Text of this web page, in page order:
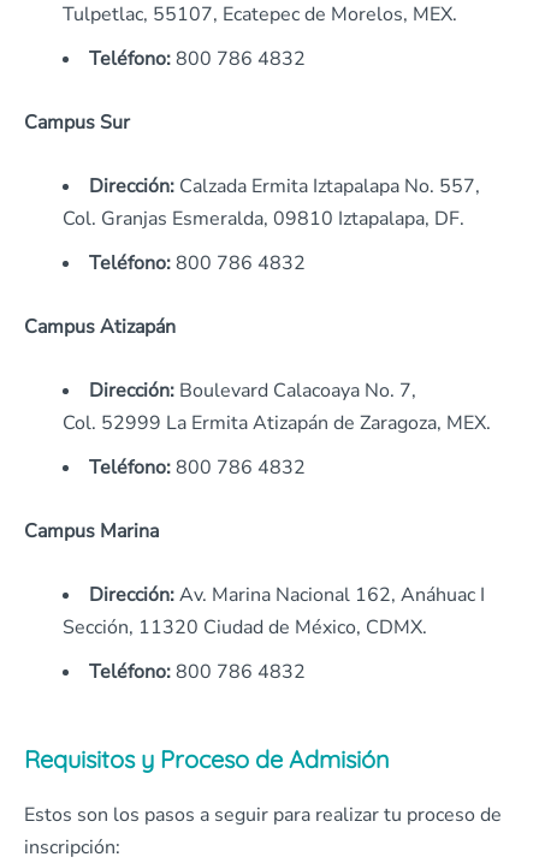
Tulpetlac, 55107, Ecatepec de Morelos, MEX.
Teléfono:800 786 4832
Campus Sur
Dirección: Calzada Ermita Iztapalapa No. 557,
Col. Granjas Esmeralda, 09810 Iztapalapa, DF.
Teléfono:800 786 4832
Campus Atizapán
Dirección: Boulevard Calacoaya No. 7,
Col. 52999 La Ermita Atizapán de Zaragoza, MEX.
Teléfono:800 786 4832
Campus Marina
Dirección:Av. Marina Nacional 162, Anáhuac I
Sección, 11320 Ciudad de México, CDMX.
Teléfono:800 786 4832
Requisitos y Proceso de Admisión
Estos son los pasos a seguir para realizar tu proceso de
inscripción: